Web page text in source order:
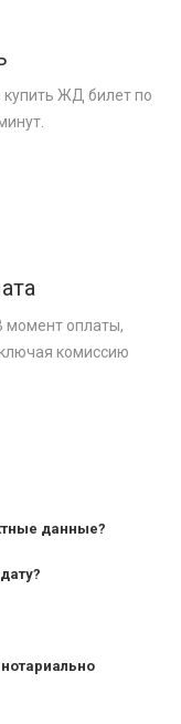
ЖД билет по
момент оплаты,
комиссию
данные?